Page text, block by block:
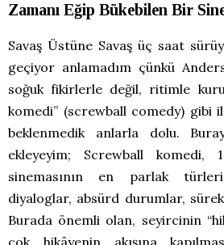
Zamanı Eğip Bükebilen Bir
Savaş Üstüne Savaş üç saat
geçiyor anlamadım çünkü
soğuk fikirlerle değil, ritimle
komedi” (screwball comedy) gibi
beklenmedik anlarla dolu.
ekleyeyim; Screwball komedi,
sinemasının en parlak
diyaloglar, absürd durumlar,
Burada önemli olan, seyircinin